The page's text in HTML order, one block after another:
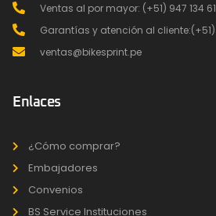
Ventas al por mayor: (+51) 947 134
Garantías y atención al cliente:(+51)
ventas@bikesprint.pe
Enlaces
¿Cómo comprar?
Embajadores
Convenios
BS Service Instituciones